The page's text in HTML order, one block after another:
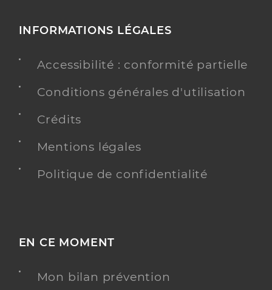
INFORMATIONS LÉGALES
Accessibilité : conformité partielle
Conditions générales d'utilisation
Crédits
Mentions légales
Politique de confidentialité
EN CE MOMENT
Mon bilan prévention